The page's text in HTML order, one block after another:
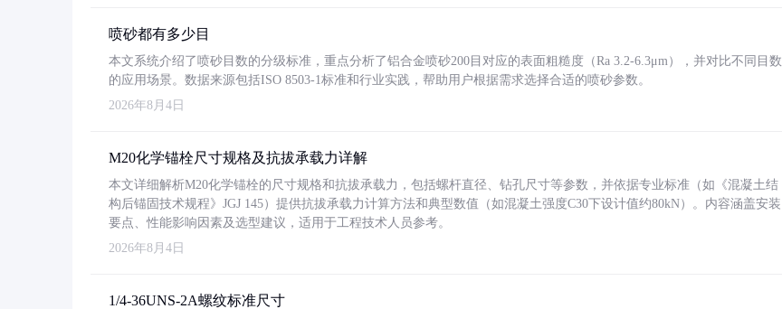
喷砂都有多少目
本文系统介绍了喷砂目数的分级标准，重点分析了铝合金喷砂200目对应的表面粗糙度（Ra 3.2-6.3μm），并对比不同目数
的应用场景。数据来源包括ISO 8503-1标准和行业实践，帮助用户根据需求选择合适的喷砂参数。
2026年8月4日
M20化学锚栓尺寸规格及抗拔承载力详解
本文详细解析M20化学锚栓的尺寸规格和抗拔承载力，包括螺杆直径、钻孔尺寸等参数，并依据专业标准（如《混凝土结
构后锚固技术规程》JGJ 145）提供抗拔承载力计算方法和典型数值（如混凝土强度C30下设计值约80kN）。内容涵盖安装
要点、性能影响因素及选型建议，适用于工程技术人员参考。
2026年8月4日
1/4-36UNS-2A螺纹标准尺寸